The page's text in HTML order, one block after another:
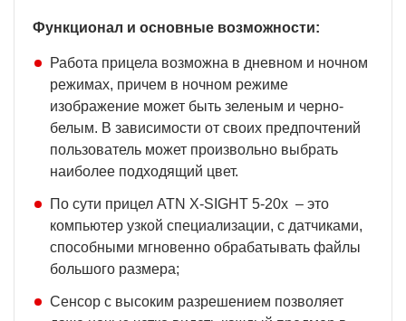
Функционал и основные возможности:
Работа прицела возможна в дневном и ночном
режимах, причем в ночном режиме
изображение может быть зеленым и черно-
белым. В зависимости от своих предпочтений
пользователь может произвольно выбрать
наиболее подходящий цвет.
По сути прицел ATN X-SIGHT 5-20x – это
компьютер узкой специализации, с датчиками,
способными мгновенно обрабатывать файлы
большого размера;
Сенсор с высоким разрешением позволяет